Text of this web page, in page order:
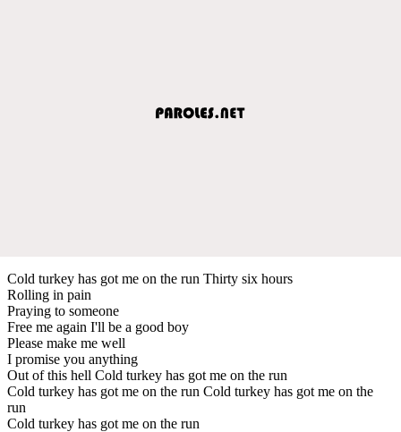
Cold turkey has got me on the run Thirty six hours
Rolling in pain
Praying to someone
Free me again I'll be a good boy
Please make me well
I promise you anything
Out of this hell Cold turkey has got me on the run
Cold turkey has got me on the run Cold turkey has got me on the
run
Cold turkey has got me on the run